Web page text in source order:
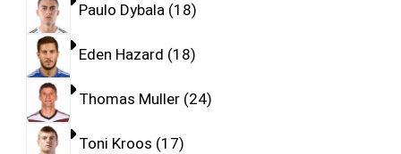
Paulo Dybala 18
Eden Hazard 18
Thomas Muller 24
Toni Kroos 17